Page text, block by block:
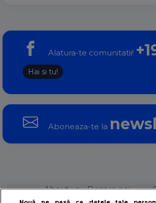
Alatura-te comunitatii!
Hai si tu!
Aboneaza-te la
About us – Despre noi